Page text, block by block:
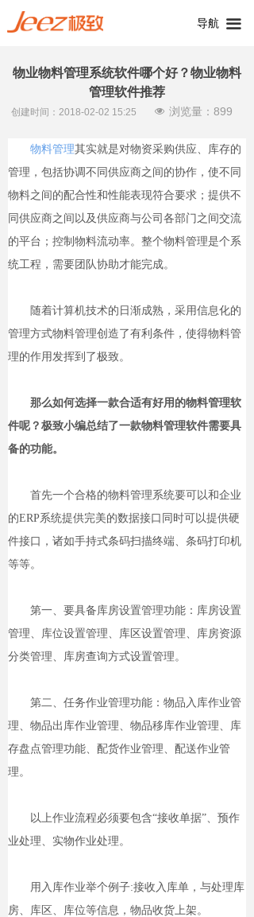
导航 끀
物业物料管理系统软件哪个好？物业物料
管理软件推荐
物料管理其实就是对物资采购供应、库存的
管理，包括协调不同供应商之间的协作，使不同
物料之间的配合性和性能表现符合要求；提供不
同供应商之间以及供应商与公司各部门之间交流
的平台；控制物料流动率。整个物料管理是个系
统工程，需要团队协助才能完成。
随着计算机技术的日渐成熟，采用信息化的
管理方式物料管理创造了有利条件，使得物料管
理的作用发挥到了极致。
那么如何选择一款合适有好用的物料管理软
件呢？极致小编总结了一款物料管理软件需要具
备的功能。
首先一个合格的物料管理系统要可以和企业
的ERP系统提供完美的数据接口同时可以提供硬
件接口，诸如手持式条码扫描终端、条码打印机
等等。
第一、要具备库房设置管理功能：库房设置
管理、库位设置管理、库区设置管理、库房资源
分类管理、库房查询方式设置管理。
第二、任务作业管理功能：物品入库作业管
理、物品出库作业管理、物品移库作业管理、库
存盘点管理功能、配货作业管理、配送作业管
理。
以上作业流程必须要包含“接收单据”、预作
业处理、实物作业处理。
用入库作业举个例子:接收入库单，与处理库
房、库区、库位等信息，物品收货上架。
创建时间： 2018-02-02 15:25 넶 浏览量： 899